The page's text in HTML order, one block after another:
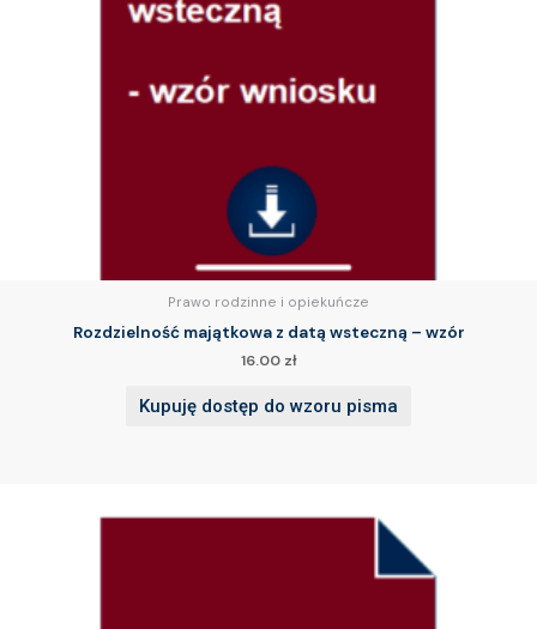
Prawo rodzinne i opiekuńcze
Rozdzielność majątkowa z datą wsteczną – wzór
16.00 zł
Kupuję dostęp do wzoru pisma